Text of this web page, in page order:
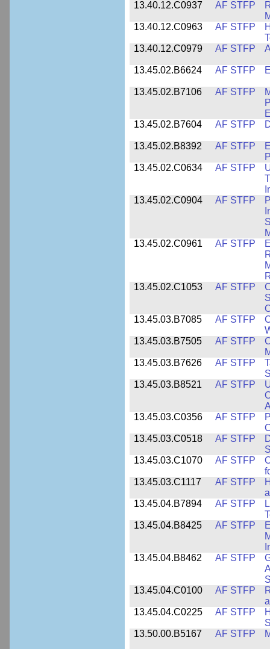
13.40.12.C0937 AF STFP
13.40.12.C0963
AF STFP
13.40.12.C0979
AF STFP
13.45.02.B6624 AF STFP
13.45.02.B7106 AF STFP
13.45.02.B7604
AF STFP
13.45.02.B8392 AF STFP
13.45.02.C0634
AF STFP
13.45.02.C0904
AF STFP
13.45.02.C0961
AF STFP
13.45.02.C1053
AF STFP
13.45.03.B7085
AF STFP
13.45.03.B7505
AF STFP
13.45.03.B7626
AF STFP
13.45.03.B8521
AF STFP
13.45.03.C0356
AF STFP
13.45.03.C0518
AF STFP
13.45.03.C1070
AF STFP
13.45.03.C1117
AF STFP
13.45.04.B7894
AF STFP
13.45.04.B8425
AF STFP
13.45.04.B8462
AF STFP
13.45.04.C0100
AF STFP
13.45.04.C0225
AF STFP
13.50.00.B5167
AF STFP